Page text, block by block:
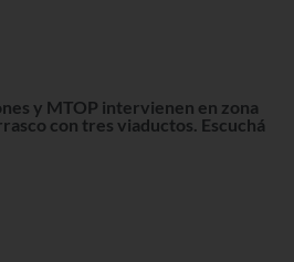
y MTOP intervienen en zona
con tres viaductos. Escuchá